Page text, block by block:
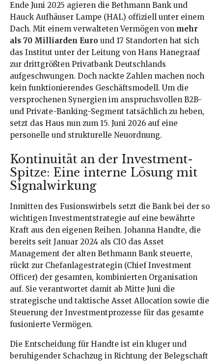
Ende Juni 2025 agieren die Bethmann Bank und
Hauck Aufhäuser Lampe (HAL) offiziell unter einem
Dach. Mit einem verwalteten Vermögen von mehr
als 70 Milliarden Euro und 17 Standorten hat sich
das Institut unter der Leitung von Hans Hanegraaf
zur drittgrößten Privatbank Deutschlands
aufgeschwungen. Doch nackte Zahlen machen noch
kein funktionierendes Geschäftsmodell. Um die
versprochenen Synergien im anspruchsvollen B2B-
und Private-Banking-Segment tatsächlich zu heben,
setzt das Haus nun zum 15. Juni 2026 auf eine
personelle und strukturelle Neuordnung.
Kontinuität an der Investment-
Spitze: Eine interne Lösung mit
Signalwirkung
Inmitten des Fusionswirbels setzt die Bank bei der so
wichtigen Investmentstrategie auf eine bewährte
Kraft aus den eigenen Reihen. Johanna Handte, die
bereits seit Januar 2024 als CIO das Asset
Management der alten Bethmann Bank steuerte,
rückt zur Chefanlagestrategin (Chief Investment
Officer) der gesamten, kombinierten Organisation
auf. Sie verantwortet damit ab Mitte Juni die
strategische und taktische Asset Allocation sowie die
Steuerung der Investmentprozesse für das gesamte
fusionierte Vermögen.
Die Entscheidung für Handte ist ein kluger und
beruhigender Schachzug in Richtung der Belegschaft